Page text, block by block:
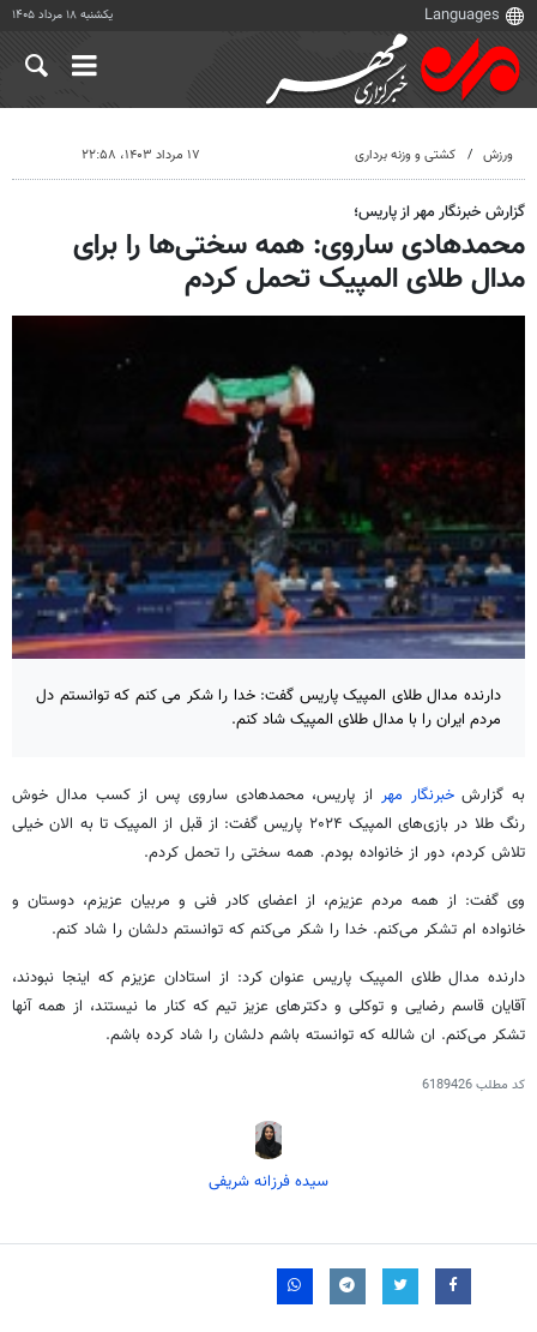
یکشنبه ۱۸ مرداد ۱۴۰۵
ورزش کشتی و وزنه برداری ۱۷ مرداد ۱۴۰۳، ۲۲:۵۸
گزارش خبرنگار مهر از پاریس؛
محمدهادی ساروی: همه سختی‌ها را برای
مدال طلای المپیک تحمل کردم
دارنده مدال طلای المپیک پاریس گفت: خدا را شکر می کنم که توانستم دل
مردم ایران را با مدال طلای المپیک شاد کنم.
به گزارشخبرنگار مهر از پاریس، محمدهادی ساروی پس از کسب مدال خوش
رنگ طلا در بازی‌های المپیک
پاریس گفت: از قبل از المپیک تا به الان خیلی
تلاش کردم، دور از خانواده بودم. همه سختی را تحمل کردم.
وی گفت: از همه مردم عزیزم، از اعضای کادر فنی و مربیان عزیزم، دوستان و
خانواده ام تشکر می‌کنم. خدا را شکر می‌کنم که توانستم دلشان را شاد کنم.
دارنده مدال طلای المپیک پاریس عنوان کرد: از استادان عزیزم که اینجا نبودند،
آقایان قاسم رضایی و توکلی و دکترهای عزیز تیم که کنار ما نیستند، از همه آنها
تشکر می‌کنم. ان شالله که توانسته باشم دلشان را شاد کرده باشم.
کد مطلب6189426
سیده فرزانه شریفی